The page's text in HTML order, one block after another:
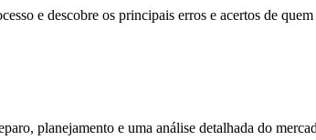
e descobre os principais erros e acertos de
planejamento e uma análise detalhada do